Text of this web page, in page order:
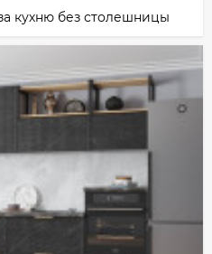
кухню без столешницы